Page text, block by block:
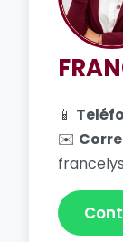
📱
✉️